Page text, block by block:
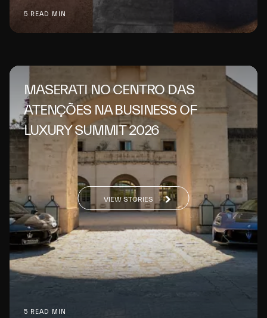
5 READ MIN
MASERATI NO CENTRO DAS
ATENÇÕES NA BUSINESS OF
LUXURY SUMMIT 2026
5 READ MIN
VIEW STORIES